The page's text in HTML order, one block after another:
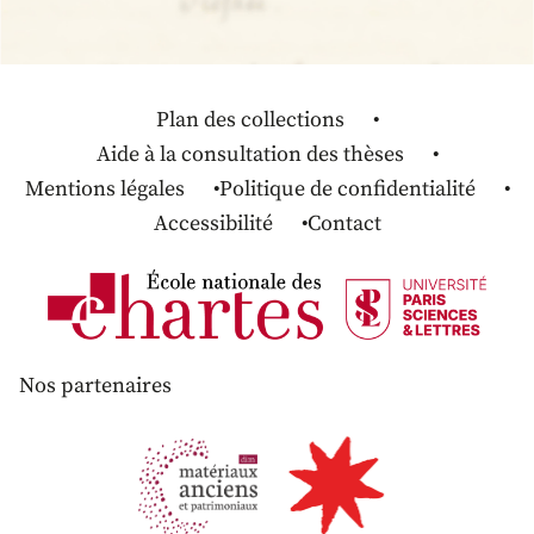
Plan des collections
Aide à la consultation des thèses
Mentions légales
Politique de confidentialité
Accessibilité
Contact
Nos partenaires